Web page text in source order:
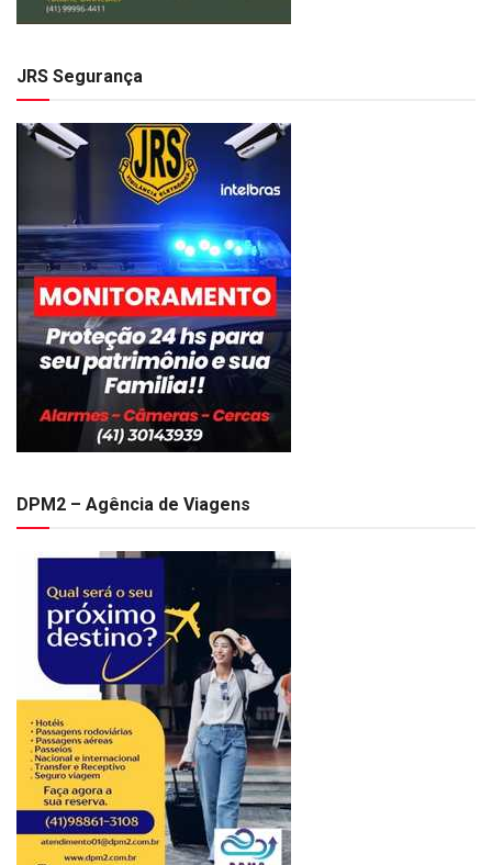
JRS Segurança
DPM2 – Agência de Viagens